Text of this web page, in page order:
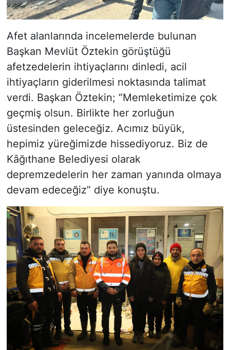
Afet alanlarında incelemelerde bulunan
Başkan Mevlüt Öztekin görüştüğü
afetzedelerin ihtiyaçlarını dinledi, acil
ihtiyaçların giderilmesi noktasında talimat
verdi. Başkan Öztekin; “Memleketimize çok
geçmiş olsun. Birlikte her zorluğun
üstesinden geleceğiz. Acımız büyük,
hepimiz yüreğimizde hissediyoruz. Biz de
Kâğıthane Belediyesi olarak
depremzedelerin her zaman yanında olmaya
devam edeceğiz” diye konuştu.